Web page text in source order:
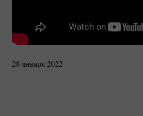
28 января 2022